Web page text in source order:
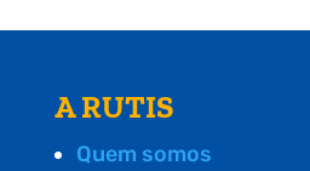
A RUTIS
Quem somos